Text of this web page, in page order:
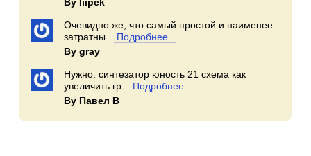
Очевидно же, что самый простой и наименее
затратны...
Подробнее...
By gray
Нужно: синтезатор юность 21 схема как
увеличить гр...
Подробнее...
By Павел В